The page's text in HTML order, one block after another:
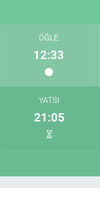
ÖĞLE
12:33
YATSI
21:05